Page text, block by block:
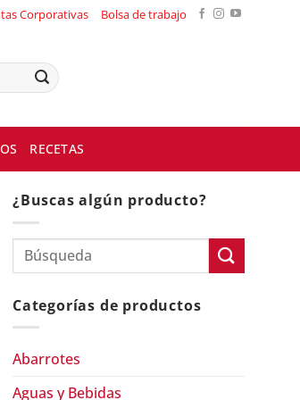
Corporativas Bolsa de trabajo
RECETAS
¿Buscas algún producto?
Categorías de productos
Abarrotes
Aguas y Bebidas